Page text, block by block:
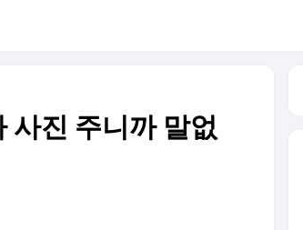
사진 주니까 말없